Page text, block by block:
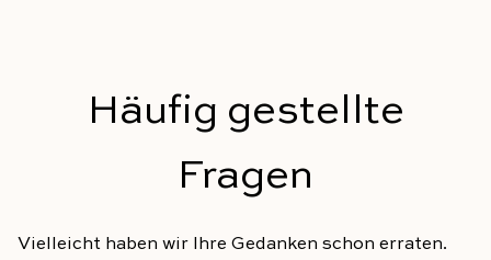
Häufig gestellte
Fragen
Vielleicht haben wir Ihre Gedanken schon erraten.